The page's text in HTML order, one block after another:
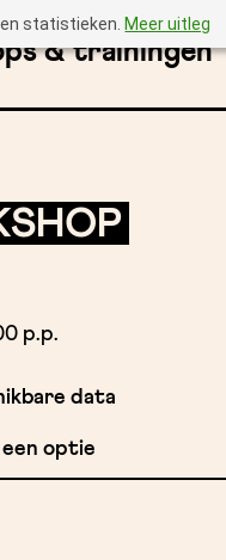
en statistieken.Meer uitleg
& trainingen
p.p.
data